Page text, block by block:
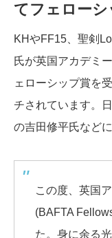
てフェロー
KHやFF15、聖剣
氏が英国アカデミ
ェローシップ賞を
チされています。
の吉田修平氏など
この度、英国
(BAFTA
た。身に余る